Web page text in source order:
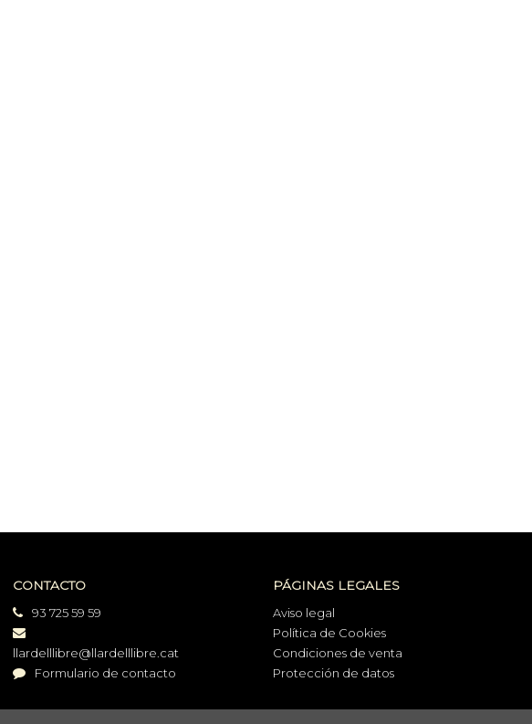
CONTACTO
93 725 59 59
llardelllibre@llardelllibre.cat
Formulario de contacto
PÁGINAS LEGALES
Aviso legal
Política de Cookies
Condiciones de venta
Protección de datos